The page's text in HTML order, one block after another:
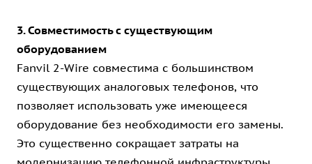
3. Совместимость с существующим
оборудованием
Fanvil 2-Wire совместима с большинством
существующих аналоговых телефонов, что
позволяет использовать уже имеющееся
оборудование без необходимости его замены.
Это существенно сокращает затраты на